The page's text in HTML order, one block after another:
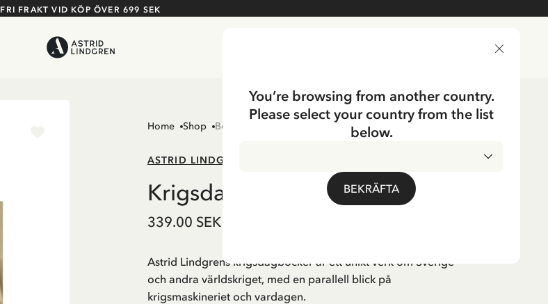
FRI FRAKT VID KÖP ÖVER 699 SEK
Home Shop Böcker
ASTRID LINDGREN
Krigsdagböcker 1939-1945
339.00 SEK
Astrid Lindgrens krigsdagböcker är ett unikt verk om Sverige
och andra världskriget, med en parallell blick på
krigsmaskineriet och vardagen.
You’re browsing from another country.
Please select your country from the list
below.
BEKRÄFTA